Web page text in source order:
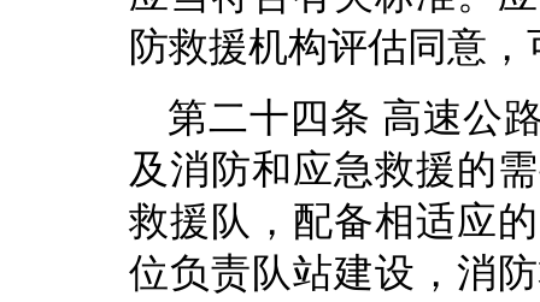
防救援机构评估同意
第二十四条 高速公
及消防和应急救援的
救援队，配备相适应
位负责队站建设，消